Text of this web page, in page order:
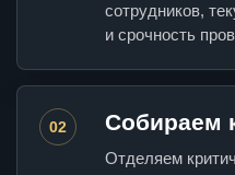
сотрудников,
и срочность
02 Собираем
Отделяем